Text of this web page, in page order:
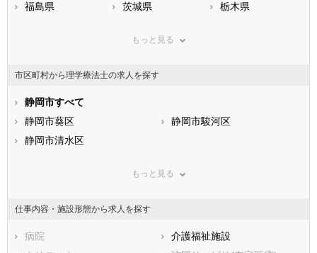
福島県
茨城県
栃木県
神奈川県
石川県
福井県
静岡県
滋賀県
大阪府
兵庫県
山口県
福岡県
佐賀県
熊本県
宮崎県
もっと見る
市区町村から理学療法士の求人を探す
静岡市すべて
静岡市葵区
静岡市駿河区
静岡市清水区
浜松市浜名区
市部
沼津市
熱海市
もっと見る
仕事内容・施設形態から求人を探す
病院
介護福祉施設